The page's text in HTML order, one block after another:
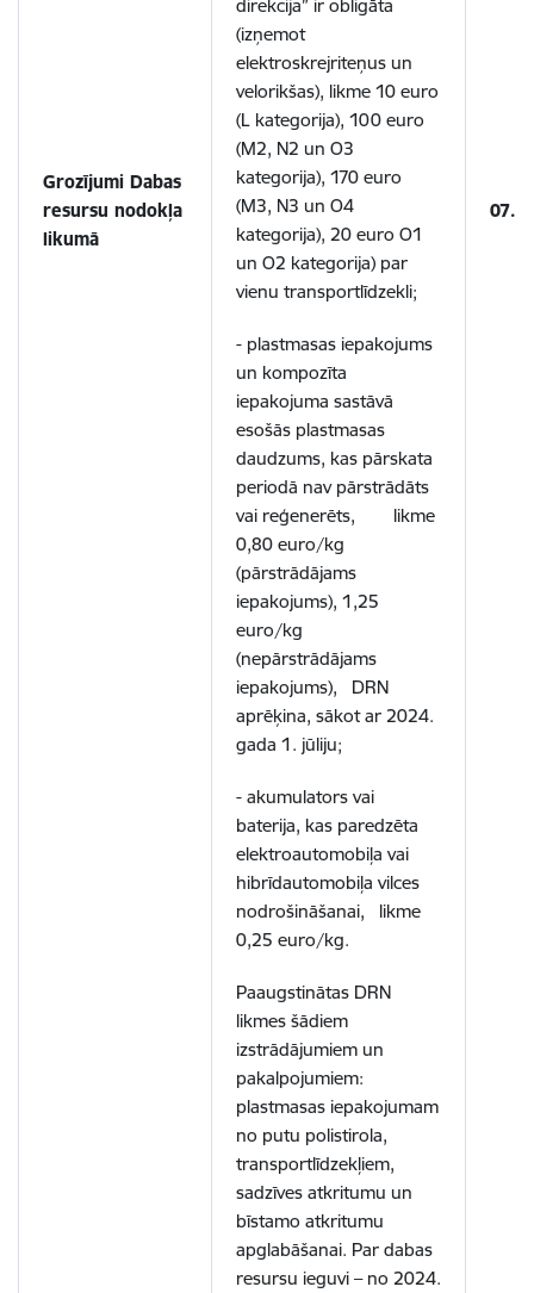
Grozījumi Dabas
resursu nodokļa
likumā
direkcija” ir obligāta
(izņemot
elektroskrejriteņus un
velorikšas), likme 10 euro
(L kategorija), 100 euro
(M2, N2 un O3
kategorija), 170 euro
(M3, N3 un O4
kategorija), 20 euro O1
un O2 kategorija) par
vienu transportlīdzekli;
- plastmasas iepakojums
un kompozīta
iepakojuma sastāvā
esošās plastmasas
daudzums, kas pārskata
periodā nav pārstrādāts
vai reģenerēts, likme
0,80 euro/kg
(pārstrādājams
iepakojums), 1,25
euro/kg
(nepārstrādājams
iepakojums), DRN
aprēķina, sākot ar 2024.
gada 1. jūliju;
- akumulators vai
baterija, kas paredzēta
elektroautomobiļa vai
hibrīdautomobiļa vilces
nodrošināšanai, likme
0,25 euro/kg.
Paaugstinātas DRN
likmes šādiem
izstrādājumiem un
pakalpojumiem:
plastmasas iepakojumam
no putu polistirola,
transportlīdzekļiem,
sadzīves atkritumu un
bīstamo atkritumu
apglabāšanai. Par dabas
resursu ieguvi – no 2024.